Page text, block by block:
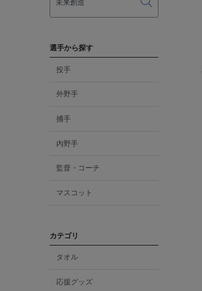
選手から探す
投手
外野手
捕手
内野手
監督・コーチ
マスコット
カテゴリ
タオル
応援グッズ